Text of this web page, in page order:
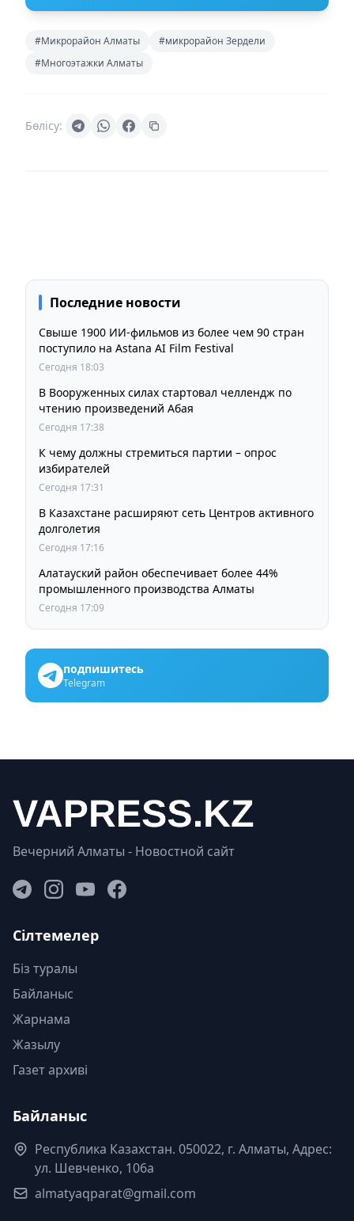
#Микрорайон Алматы
#микрорайон Зердели
#Многоэтажки Алматы
Бөлісу:
Последние новости
Свыше 1900 ИИ-фильмов из более чем 90 стран
поступило на Astana AI Film Festival
Сегодня 18:03
В Вооруженных силах стартовал челлендж по
чтению произведений Абая
Сегодня 17:38
К чему должны стремиться партии – опрос
избирателей
Сегодня 17:31
В Казахстане расширяют сеть Центров активного
долголетия
Сегодня 17:16
Алатауский район обеспечивает более 44%
промышленного производства Алматы
Сегодня 17:09
подпишитесь
Telegram
Вечерний Алматы - Новостной сайт
Сілтемелер
Біз туралы
Байланыс
Жарнама
Жазылу
Газет архиві
Байланыс
Республика Казахстан. 050022, г. Алматы, Адрес:
ул. Шевченко, 106а
almatyaqparat@gmail.com